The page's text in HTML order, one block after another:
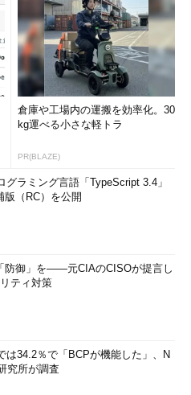
倉庫や工場内の運搬を効率化。30
kg運べる小さな軽トラ
PR(BLAZE)
グラミング言語「TypeScript 3.4」
版（RC）を公開
防御」を――元CIAのCISOが提言し
ティ対策
は34.2％で「BCPが機能した」、N
究所が調査